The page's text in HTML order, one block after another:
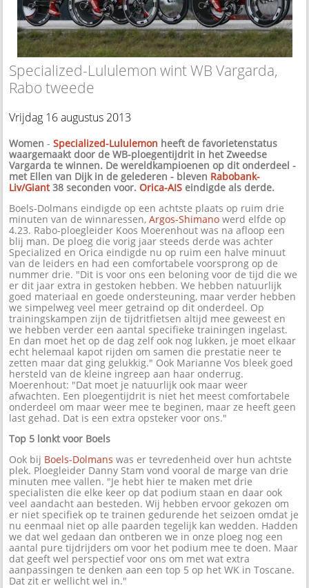
Specialized-Lululemon wint WB Vargarda,
Rabo tweede
Vrijdag 16 augustus 2013
Women -Specialized-Lululemon heeft de favorietenstatus
waargemaakt door de WB-ploegentijdrit in het Zweedse
Vargarda te winnen. De wereldkampioenen op dit onderdeel -
met Ellen van Dijk in de gelederen - bleven Rabobank-
Liv/Giant38 seconden voor.Orica-AIS eindigde als derde.
Boels-Dolmans eindigde op een achtste plaats op ruim drie
minuten van de winnaressen,Argos-Shimano werd elfde op
4.23. Rabo-ploegleider Koos Moerenhout was na afloop een
blij man. De ploeg die vorig jaar steeds derde was achter
Specialized en Orica eindigde nu op ruim een halve minuut
van de leiders en had een comfortabele voorsprong op de
nummer drie. "Dit is voor ons een beloning voor de tijd die we
er dit jaar extra in gestoken hebben. We hebben natuurlijk
goed materiaal en goede ondersteuning, maar verder hebben
we simpelweg veel meer getraind op dit onderdeel. Op
trainingskampen zijn de tijdritfietsen altijd mee geweest en
we hebben verder een aantal specifieke trainingen ingelast.
En dan moet het op de dag zelf ook nog lukken, je moet elkaar
echt helemaal kapot rijden om samen die prestatie neer te
zetten maar dat ging gelukkig." Ook Marianne Vos bleek goed
hersteld van de kleine ingreep aan haar onderrug.
Moerenhout: "Dat moet je natuurlijk ook maar weer
afwachten. Een ploegentijdrit is niet het meest comfortabele
onderdeel om maar weer mee te beginen, maar ze heeft geen
last gehad. Dat is een extra opsteker voor ons."
Top 5 lonkt voor Boels
Ook bij Boels-Dolmans was er tevredenheid over hun achtste
plek. Ploegleider Danny Stam vond vooral de marge van drie
minuten mee vallen. "Je hebt hier te maken met drie
specialisten die elke keer op dat podium staan en daar ook
veel aandacht aan besteden. Wij hebben ervoor gekozen om
er niet specifiek op te trainen gedurende het seizoen omdat je
nu eenmaal niet op alle paarden tegelijk kan wedden. Hadden
we dat wel gedaan dan ontberen we in onze ploeg nog een
aantal pure tijdrijders om voor het podium mee te doen. Maar
dat geeft wel perspectief voor ons om met wat extra
aanpassingen te denken aan een top 5 op het WK in Toscane.
Dat zit er wellicht wel in."